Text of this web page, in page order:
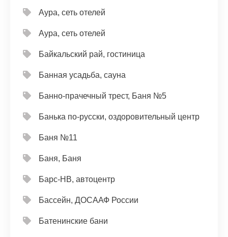
Аура, сеть отелей
Аура, сеть отелей
Байкальский рай, гостиница
Банная усадьба, сауна
Банно-прачечный трест, Баня №5
Банька по-русски, оздоровительный центр
Баня №11
Баня, Баня
Барс-НВ, автоцентр
Бассейн, ДОСААФ России
Батенинские бани